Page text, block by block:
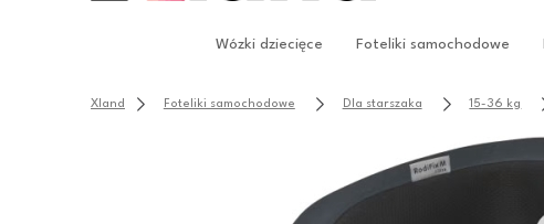
Wózki dziecięce Foteliki samochodowe
Xland Foteliki samochodowe Dla starszaka 15-36 kg